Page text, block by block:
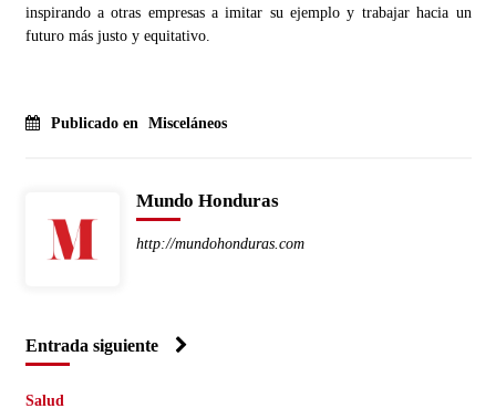
inspirando a otras empresas a imitar su ejemplo y trabajar hacia un
futuro más justo y equitativo.
Publicado en Misceláneos
Mundo Honduras
http://mundohonduras.com
Entrada siguiente
Salud